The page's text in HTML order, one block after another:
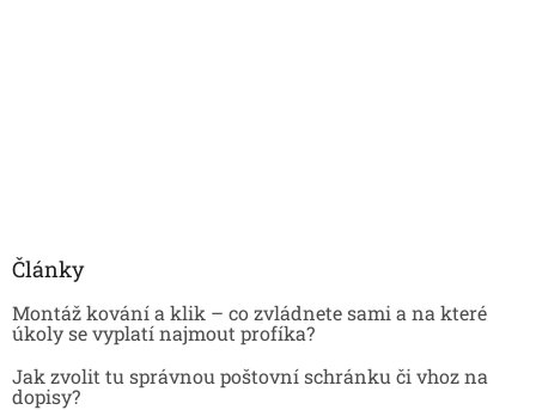
Články
Montáž kování a klik – co zvládnete sami a na které
úkoly se vyplatí najmout profíka?
Jak zvolit tu správnou poštovní schránku či vhoz na
dopisy?